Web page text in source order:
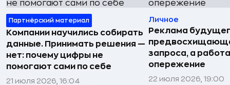
Партнёрский материал
Компании научились собирать
данные. Принимать решения —
нет: почему цифры не
помогают сами по себе
21 июля 2026, 16:04
Личное
Реклама
запроса, а
опережение
22 июля 2026, 19:00